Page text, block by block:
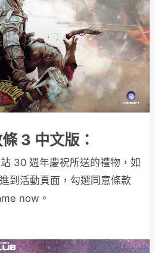
3 中文版：
30 週年慶祝所送的禮物，如
到活動頁面，勾選同意條款
now。